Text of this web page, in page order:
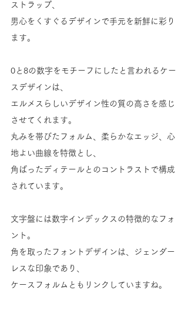
ストラップ、
男心をくすぐるデザインで手元を新鮮に彩り
ます。
0と8の数字をモチーフにしたと言われるケー
スデザインは、
エルメスらしいデザイン性の質の高さを感じ
させてくれます。
丸みを帯びたフォルム、柔らかなエッジ、心
地よい曲線を特徴とし、
角ばったディテールとのコントラストで構成
されています。
文字盤には数字インデックスの特徴的なフォ
ント。
角を取ったフォントデザインは、ジェンダー
レスな印象であり、
ケースフォルムともリンクしていますね。